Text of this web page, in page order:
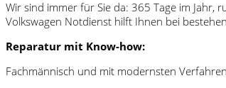
Wir sind immer für Sie da: 365 Tage im
Volkswagen Notdienst hilft Ihnen bei
Reparatur mit Know-how:
Fachmännisch und mit modernsten